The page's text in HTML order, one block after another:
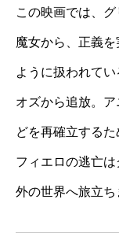
この映画では、
魔女から、正義
ように扱われて
オズから追放。
どを再確立する
フィエロの逃亡
外の世界へ旅立ち